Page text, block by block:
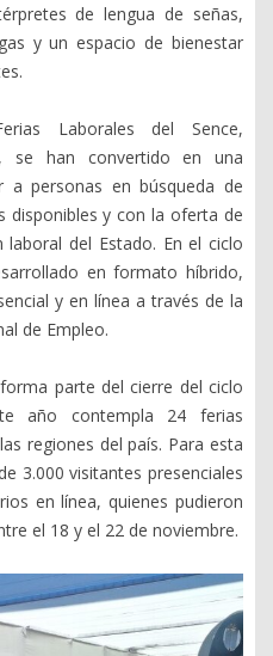
de lengua de señas,
y un espacio de bienestar
Laborales del Sence,
se han convertido en una
a personas en búsqueda de
disponibles y con la oferta de
del Estado. En el ciclo
en formato híbrido,
y en línea a través de la
de Empleo.
parte del cierre del ciclo
año contempla 24 ferias
regiones del país. Para esta
3.000 visitantes presenciales
en línea, quienes pudieron
el 18 y el 22 de noviembre.